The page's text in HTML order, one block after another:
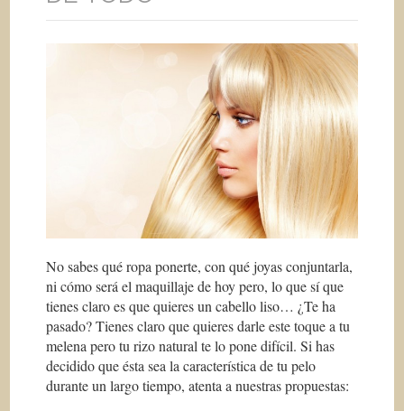
No sabes qué ropa ponerte, con qué joyas conjuntarla,
ni cómo será el maquillaje de hoy pero, lo que sí que
tienes claro es que quieres un cabello liso… ¿Te ha
pasado? Tienes claro que quieres darle este toque a tu
melena pero tu rizo natural te lo pone difícil. Si has
decidido que ésta sea la característica de tu pelo
durante un largo tiempo, atenta a nuestras propuestas: